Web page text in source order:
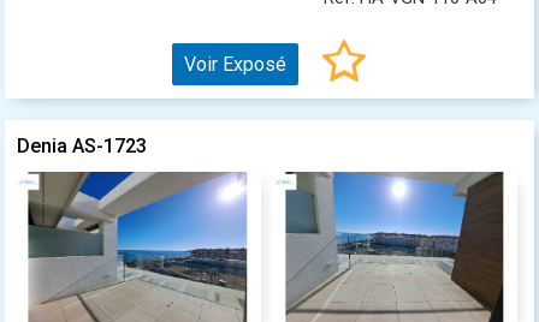
Voir Exposé
Denia AS-1723